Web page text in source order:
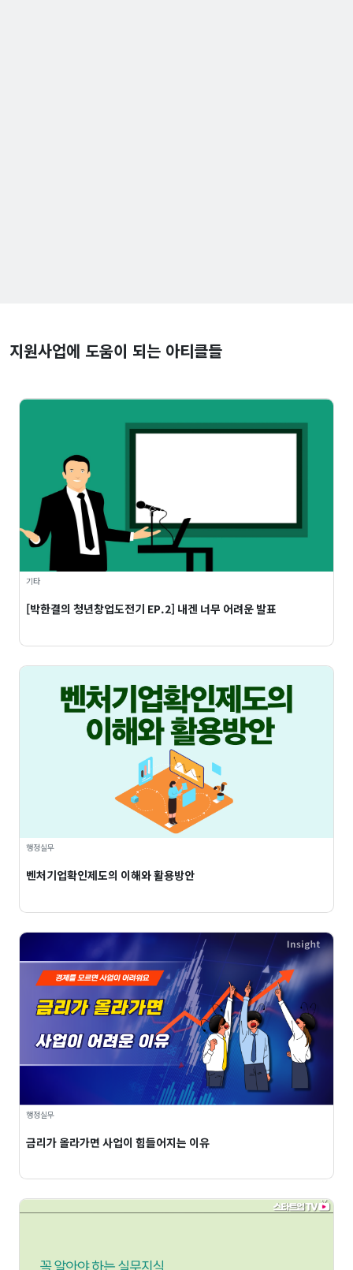
지원사업에 도움이 되는 아티클들
기타
[박한결의 청년창업도전기 EP.2] 내겐 너무 어려운 발표
행정실무
벤처기업확인제도의 이해와 활용방안
행정실무
금리가 올라가면 사업이 힘들어지는 이유